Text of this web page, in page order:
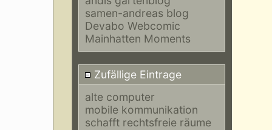
samen-andreas blog
Devabo Webcomic
Mainhatten Moments
Zufällige Eintrage
alte computer
mobile kommunikation
schafft rechtsfreie räume